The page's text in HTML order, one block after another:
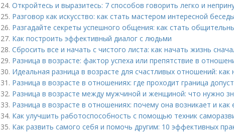
24. Откройтесь и выразитесь: 7 способов говорить легко и
25. Разговор как искусство: как стать мастером интересной беседы
26. Разгадайте секреты успешного общения: как стать
27. Как построить эффективный диалог с людьми
28. Сбросить все и начать с чистого листа: как начать жизнь
29. Разница в возрасте: фактор успеха или препятствие в
30. Идеальная разница в возрасте для счастливых отношений: как
31. Разница в возрасте в отношениях: где проходит граница
32. Разница в возрасте между мужчиной и женщиной: что нужно
33. Разница в возрасте в отношениях: почему она возникает и как
34. Как улучшить работоспособность с помощью техник
35. Как развить самого себя и помочь другим: 10 эффективных